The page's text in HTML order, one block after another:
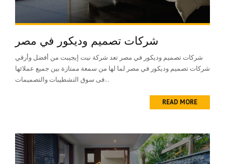
شركات تصميم وديكور في مصر
شركات تصميم وديكور في مصر تعد شركة نيت إيجيبت من أفضل وأرقي
شركات تصميم وديكور في مصر لما لها من سمعة ممتازة بين جميع عملائها
فى سوق التشطيبات والتصميمات...
READ MORE